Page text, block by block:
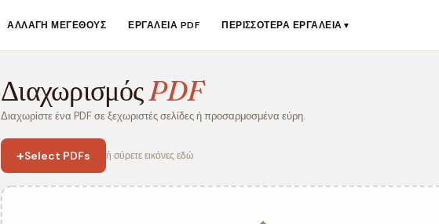
ΑΛΛΑΓΉ ΜΕΓΈΘΟΥΣ ΕΡΓΑΛΕΊΑ PDF ΠΕΡΙΣΣΌΤΕΡΑ ΕΡΓΑΛΕΊΑ ▼
ΔιαχωρισμόςPDF
Διαχωρίστε ένα PDF σε ξεχωριστές σελίδες ή προσαρμοσμένα εύρη.
+Select PDFs ή σύρετε εικόνες εδώ